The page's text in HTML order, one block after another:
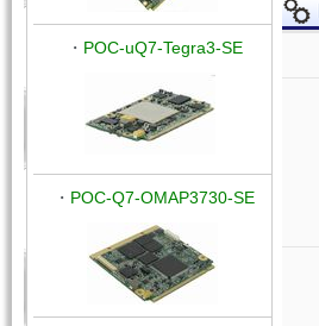
・ POC-uQ7-Tegra3-SE
・ POC-Q7-OMAP3730-SE